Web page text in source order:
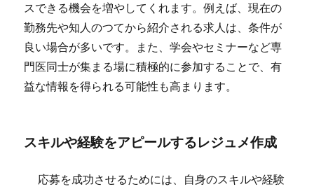
スできる機会を増やしてくれます。例えば、現在の
勤務先や知人のつてから紹介される求人は、条件が
良い場合が多いです。また、学会やセミナーなど専
門医同士が集まる場に積極的に参加することで、有
益な情報を得られる可能性も高まります。
スキルや経験をアピールするレジュメ作成
応募を成功させるためには、自身のスキルや経験